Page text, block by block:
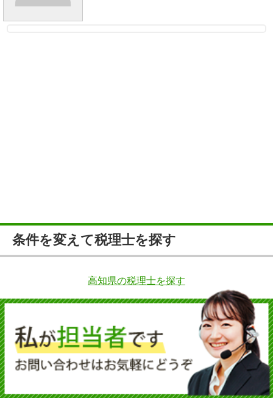
条件を変えて税理士を探す
高知県の税理士を探す